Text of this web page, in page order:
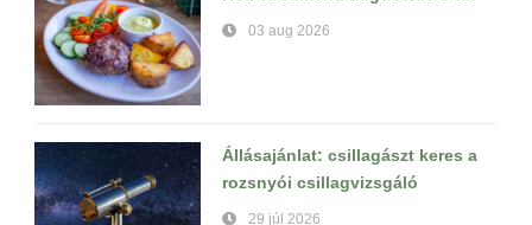
03 aug 2026
Állásajánlat: csillagászt keres a
rozsnyói csillagvizsgáló
29 júl 2026